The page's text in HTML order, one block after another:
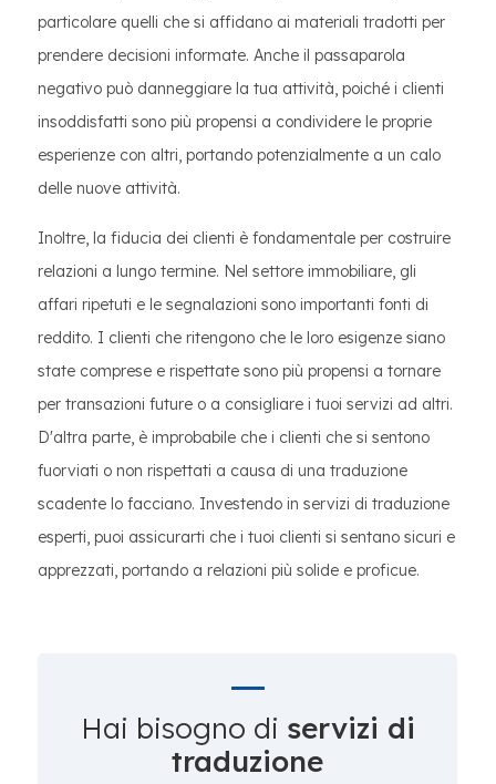
particolare quelli che si affidano ai materiali tradotti per
prendere decisioni informate. Anche il passaparola
negativo può danneggiare la tua attività, poiché i clienti
insoddisfatti sono più propensi a condividere le proprie
esperienze con altri, portando potenzialmente a un calo
delle nuove attività.
Inoltre, la fiducia dei clienti è fondamentale per costruire
relazioni a lungo termine. Nel settore immobiliare, gli
affari ripetuti e le segnalazioni sono importanti fonti di
reddito. I clienti che ritengono che le loro esigenze siano
state comprese e rispettate sono più propensi a tornare
per transazioni future o a consigliare i tuoi servizi ad altri.
D'altra parte, è improbabile che i clienti che si sentono
fuorviati o non rispettati a causa di una traduzione
scadente lo facciano. Investendo in servizi di traduzione
esperti, puoi assicurarti che i tuoi clienti si sentano sicuri e
apprezzati, portando a relazioni più solide e proficue.
Hai bisogno di servizi di
traduzione